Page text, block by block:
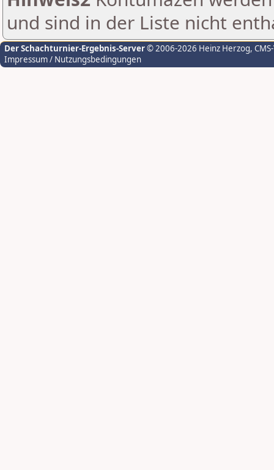
und sind in der Liste nicht
Der Schachturnier-Ergebnis-Server© 2006-2026 Heinz Herzog,
Impressum / Nutzungsbedingungen